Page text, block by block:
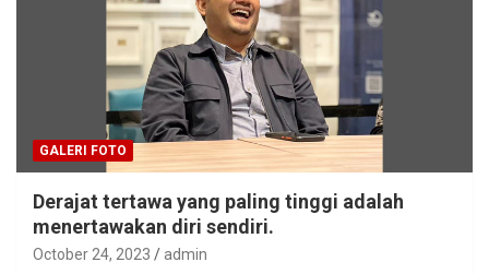
GALERI FOTO
Derajat tertawa yang paling tinggi adalah
menertawakan diri sendiri.
October 24, 2023 admin